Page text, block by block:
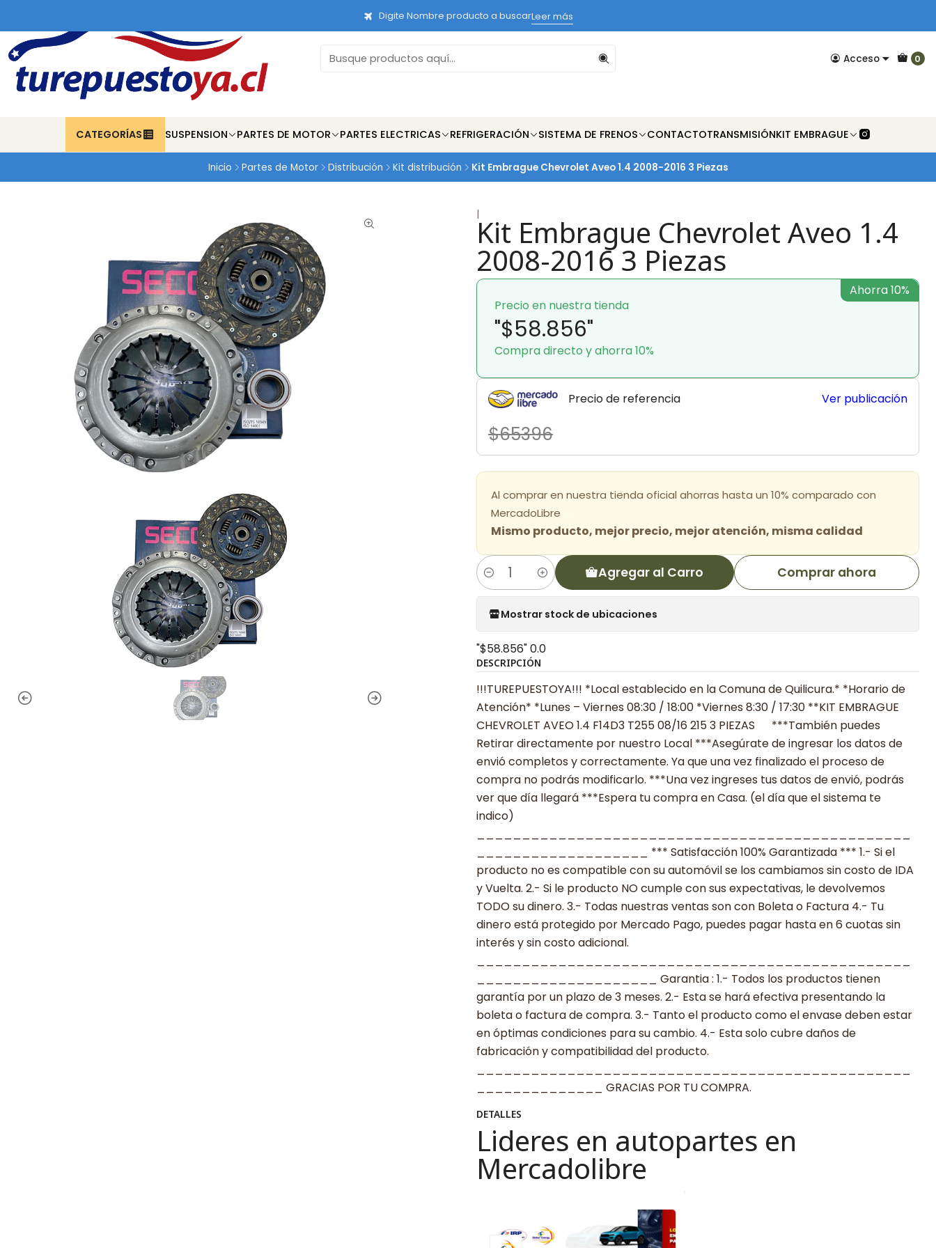
Acceso 0
CATEGORÍAS SUSPENSION PARTES DE MOTOR PARTES ELECTRICAS REFRIGERACIÓN SISTEMA DE FRENOS CONTACTOTRANSMISIÓNKIT EMBRAGUE
Digite Nombre producto a buscarLeer más
Inicio Partes de Motor Distribución Kit distribución Kit Embrague Chevrolet Aveo 1.4 2008-2016 3 Piezas
|Kit Embrague Chevrolet Aveo 1.4
2008-2016 3 Piezas
Precio en nuestra tienda
"$58.856"
Compra directo y ahorra 10%
Ahorra 10%
Precio de referencia
$65396
Ver publicación
Al comprar en nuestra tienda oficial ahorras hasta un 10% comparado con
MercadoLibre
Mismo producto, mejor precio, mejor atención, misma calidad
Cantidad Agregar al Carro Comprar ahora
Mostrar stock de ubicaciones
"$58.856"0.0
DESCRIPCIÓN
!!!TUREPUESTOYA!!! *Local establecido en la Comuna de Quilicura.* *Horario de
Atención* *Lunes – Viernes 08:30 / 18:00 *Viernes 8:30 / 17:30 **KIT EMBRAGUE
CHEVROLET AVEO 1.4 F14D3 T255 08/16 215 3 PIEZAS ***También puedes
Retirar directamente por nuestro Local ***Asegúrate de ingresar los datos de
envió completos y correctamente. Ya que una vez finalizado el proceso de
compra no podrás modificarlo. ***Una vez ingreses tus datos de envió, podrás
ver que día llegará ***Espera tu compra en Casa. (el día que el sistema te
indico)
___________________ *** Satisfacción 100% Garantizada *** 1.- Si el
producto no es compatible con su automóvil se los cambiamos sin costo de IDA
y Vuelta. 2.- Si le producto NO cumple con sus expectativas, le devolvemos
TODO su dinero. 3.- Todas nuestras ventas son con Boleta o Factura 4.- Tu
dinero está protegido por Mercado Pago, puedes pagar hasta en 6 cuotas sin
interés y sin costo adicional.
____________________ Garantia : 1.- Todos los productos tienen
garantía por un plazo de 3 meses. 2.- Esta se hará efectiva presentando la
boleta o factura de compra. 3.- Tanto el producto como el envase deben estar
en óptimas condiciones para su cambio. 4.- Esta solo cubre daños de
fabricación y compatibilidad del producto.
______________ GRACIAS POR TU COMPRA.
DETALLES
Lideres en autopartes en
Mercadolibre